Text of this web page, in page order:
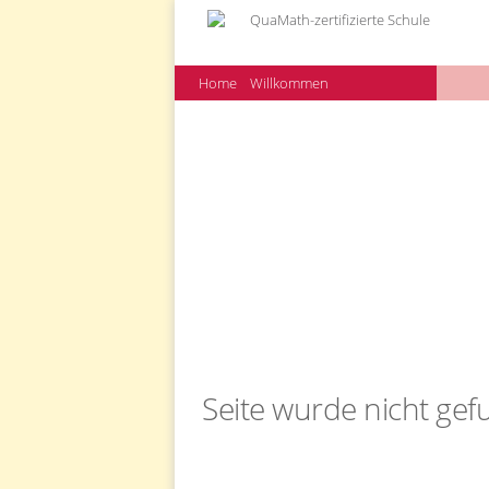
Home Willkommen
Seite wurde nicht